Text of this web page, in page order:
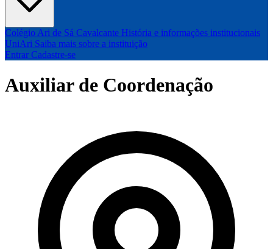
Colégio Ari de Sá Cavalcante História e informações institucionais
UniAri Saiba mais sobre a instituição
Entrar Cadastre-se
Auxiliar de Coordenação